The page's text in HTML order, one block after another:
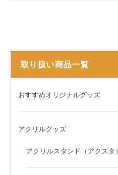
取り扱い商品一覧
おすすめオリジナルグッズ
アクリルグッズ
アクリルスタンド（アクスタ）